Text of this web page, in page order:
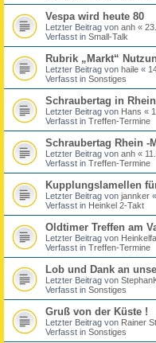
Vespa wird heute 80
Letzter Beitrag von anh «
Verfasst in Small-Talk
Rubrik „Markt“
Letzter Beitrag von haile «
Verfasst in Sonstiges
Schraubertag in
Letzter Beitrag von Hans «
Verfasst in Treffen-Termine
Schraubertag Rhein -
Letzter Beitrag von anh «
Verfasst in Treffen-Termine
Kupplungslamellen
Letzter Beitrag von jannker «
Verfasst in Heinkel 2-Takt
Oldtimer Treffen am
Letzter Beitrag von
Verfasst in Treffen-Termine
Lob und Dank an
Letzter Beitrag von
Verfasst in Sonstiges
Gruß von der Küste !
Letzter Beitrag von Rainer
Verfasst in Sonstiges